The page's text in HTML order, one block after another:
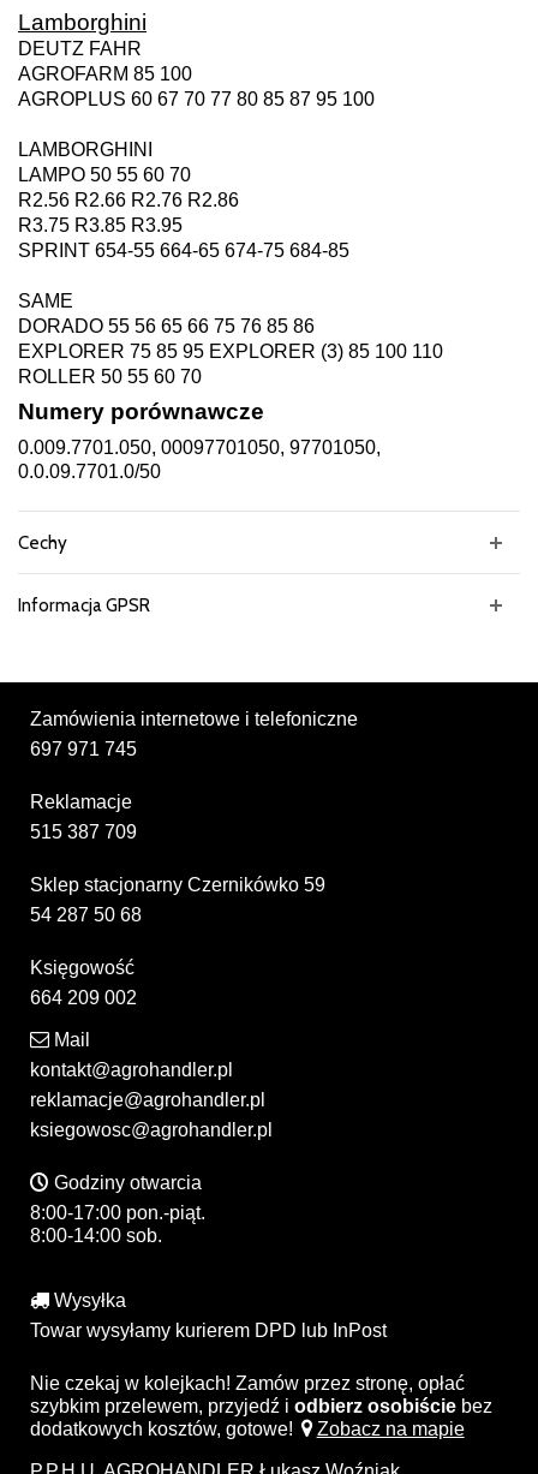
Lamborghini
DEUTZ FAHR
AGROFARM 85 100
AGROPLUS 60 67 70 77 80 85 87 95 100
LAMBORGHINI
LAMPO 50 55 60 70
R2.56 R2.66 R2.76 R2.86
R3.75 R3.85 R3.95
SPRINT 654-55 664-65 674-75 684-85
SAME
DORADO 55 56 65 66 75 76 85 86
EXPLORER 75 85 95 EXPLORER (3) 85 100 110
ROLLER 50 55 60 70
Numery porównawcze
0.009.7701.050, 00097701050, 97701050,
0.0.09.7701.0/50
Cechy
Informacja GPSR
Zamówienia internetowe i telefoniczne
697 971 745
Reklamacje
515 387 709
Sklep stacjonarny Czernikówko 59
54 287 50 68
Księgowość
664 209 002
Mail
kontakt@agrohandler.pl
reklamacje@agrohandler.pl
ksiegowosc@agrohandler.pl
Godziny otwarcia
8:00-17:00 pon.-piąt.
8:00-14:00 sob.
Wysyłka
Towar wysyłamy kurierem DPD lub InPost
Nie czekaj w kolejkach! Zamów przez stronę, opłać
szybkim przelewem, przyjedź i odbierz osobiście bez
dodatkowych kosztów, gotowe!
Zobacz na mapie